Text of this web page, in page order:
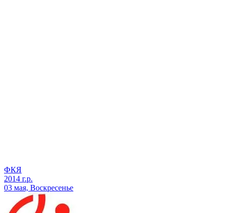
ФКЯ
2014 г.р.
03 мая, Воскресенье